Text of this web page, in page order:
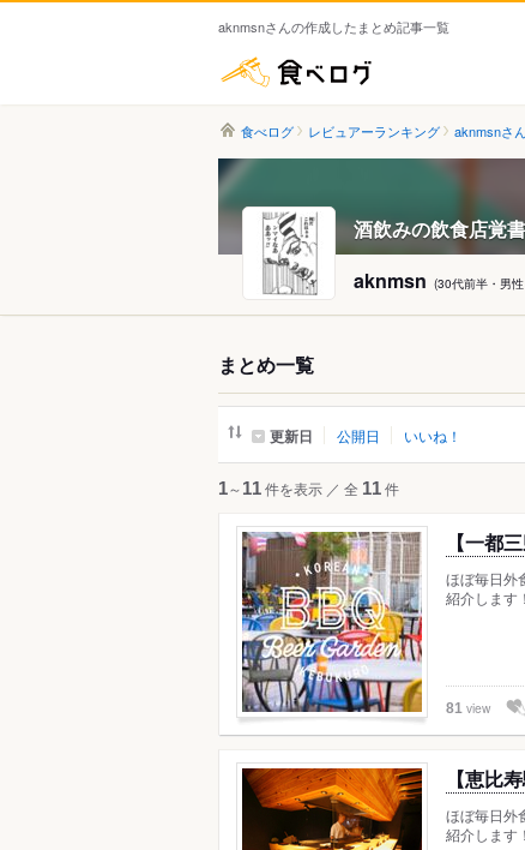
aknmsnさんの作成したまとめ記事一覧
食べログ レビュアーランキング aknmsnさん
酒飲みの飲食店覚書
aknmsn (30代前半・男
まとめ一覧
更新日 公開日 いいね！
1～11件を表示 ／ 全 11件
【一都
ほぼ毎日外
紹介します！
81 view
【恵比
ほぼ毎日外
紹介します！